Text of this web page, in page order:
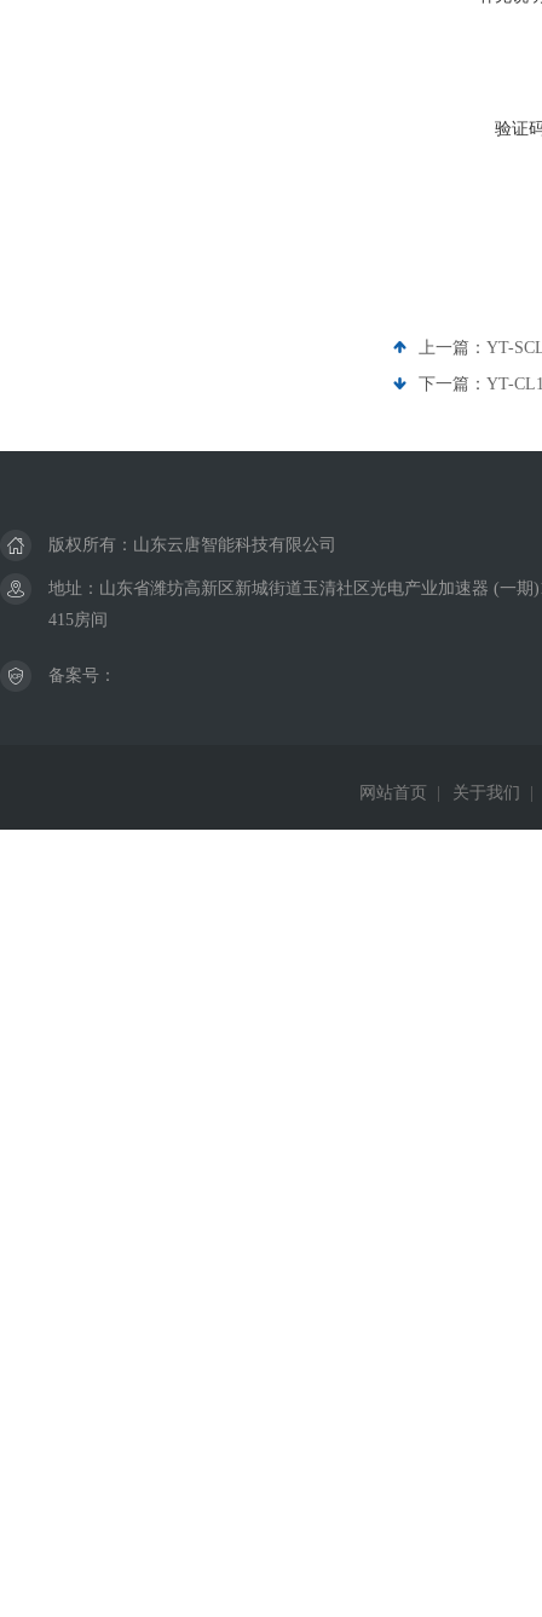
验证
上一篇： YT-
下一篇： YT-
版权所有：山东云唐智能科技有限公司
地址：山东省潍坊高新区新城街道玉清社区光电产业加速器 (一期
415房间
备案号：
网站首页 关于我们